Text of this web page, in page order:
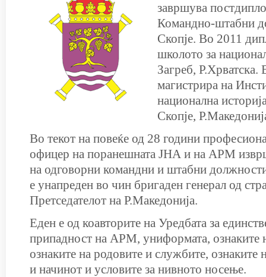
завршува
Командно-штабни
Скопје. Во 2011
школото за
Загреб, Р.Хрватска.
магистрира на
национална
Скопје,
Во текот на повеќе од 28 години
офицер на поранешната ЈНА и на АРМ
на одговорни командни и штабни
е унапреден во чин бригаден генерал од
Претседателот на Р.Македонија.
Еден е од коавторите на Уредбата за
припадност на АРМ, униформата, ознаките
ознаките на родовите и службите, ознаките
и начинот и условите за нивното носење.